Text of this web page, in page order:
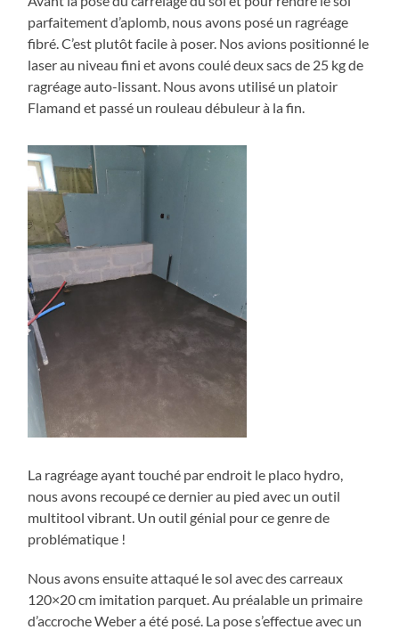
parfaitement d’aplomb, nous avons posé un ragréage
fibré. C’est plutôt facile à poser. Nos avions positionné le
laser au niveau fini et avons coulé deux sacs de 25 kg de
ragréage auto-lissant. Nous avons utilisé un platoir
Flamand et passé un rouleau débuleur à la fin.
La ragréage ayant touché par endroit le placo hydro,
nous avons recoupé ce dernier au pied avec un outil
multitool vibrant. Un outil génial pour ce genre de
problématique !
Nous avons ensuite attaqué le sol avec des carreaux
120×20 cm imitation parquet. Au préalable un primaire
d’accroche Weber a été posé. La pose s’effectue avec un